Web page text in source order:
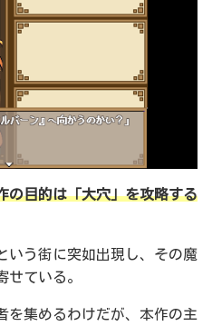
の目的は「大穴」を攻略する
いう街に突如出現し、その魔
せている。
を集めるわけだが、本作の主